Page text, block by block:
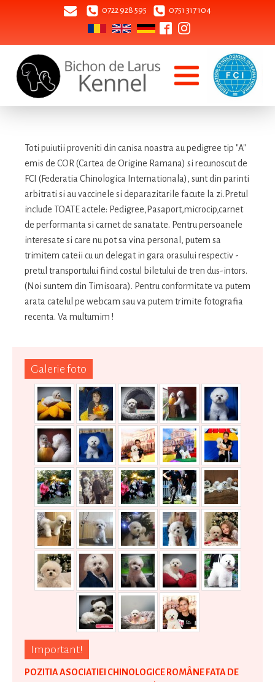
0722 928 595 0751 317 104
Galerie foto
Important!
POZITIA ASOCIATIEI CHINOLOGICE ROMÂNE FATA DE
Toti puiutii proveniti din canisa noastra au pedigree tip "A"
emis de COR (Cartea de Origine Ramana) si recunoscut de
FCI (Federatia Chinologica Internationala), sunt din parinti
arbitrati si au vaccinele si deparazitarile facute la zi.Pretul
include TOATE actele: Pedigree,Pasaport,microcip,carnet
de performanta si carnet de sanatate. Pentru persoanele
interesate si care nu pot sa vina personal, putem sa
trimitem cateii cu un delegat in gara orasului respectiv -
pretul transportului fiind costul biletului de tren dus-intors.
(Noi suntem din Timisoara). Pentru conformitate va putem
arata catelul pe webcam sau va putem trimite fotografia
recenta. Va multumim !